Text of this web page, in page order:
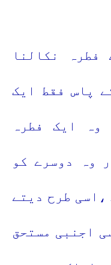
فطرہ نکالنا
پاس فقط ایک
وہ ایک فطرہ
وہ دوسرے کو
طرح دیتے
اجنبی مستحق